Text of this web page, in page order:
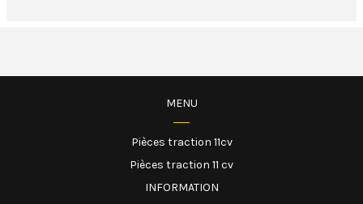
MENU
Pièces traction 11cv
Pièces traction 11 cv
INFORMATION